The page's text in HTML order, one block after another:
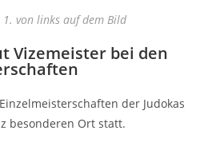
Vizemeister bei den
der Judokas
besonderen Ort statt.
1. von links auf dem Bild